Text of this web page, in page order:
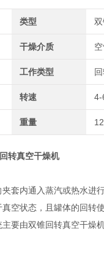
类型
干燥介质
工作类型
转速 4-
重量
转真空干燥机
套内通入蒸汽或热水进
空状态，且罐体的回转
要由双锥回转真空干燥